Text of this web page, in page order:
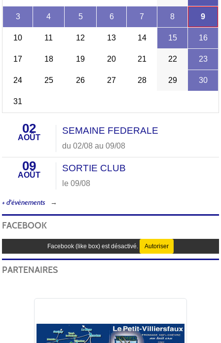
3 4 5 6 7 8 9
10 11 12 13 14 15 16
17 18 19 20 21 22 23
24 25 26 27 28 29 30
31
02
AOÛT
SEMAINE FEDERALE
du 02/08 au 09/08
09
AOÛT
SORTIE CLUB
le 09/08
+ d'évènements
FACEBOOK
Facebook (like box) est désactivé. Autoriser
PARTENAIRES